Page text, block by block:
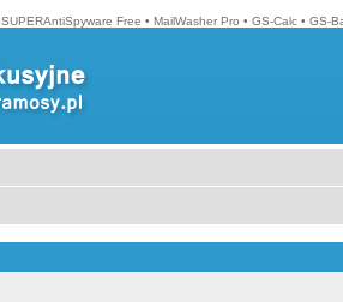
SUPERAntiSpyware Free • MailWasher Pro • GS-Calc • GS-